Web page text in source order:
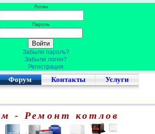
Логин
Пароль
Забыли пароль?
Забыли логин?
Регистрация
Форум Контакты Услуги
- Ремонт котлов